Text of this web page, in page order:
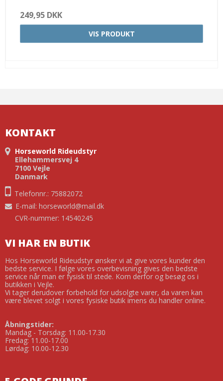
249,95 DKK
VIS PRODUKT
KONTAKT
Horseworld Rideudstyr
Ellehammersvej 4
7100 Vejle
Danmark
Telefonnr.: 75882072
E-mail: horseworld@mail.dk
CVR-nummer: 14540245
VI HAR EN BUTIK
Hos Horseworld Rideudstyr ønsker vi at give vores kunder den
bedste service. I følge vores overbevisning gives den bedste
service når man er fysisk til stede. Kom derfor og besøg os i
butikken i Vejle.
Vi tager derudover forbehold for udsolgte varer, da varen kan
være blevet solgt i vores fysiske butik imens du handler online.
Åbningstider:
Mandag - Torsdag: 11.00-17.30
Fredag: 11.00-17.00
Lørdag: 10.00-12.30